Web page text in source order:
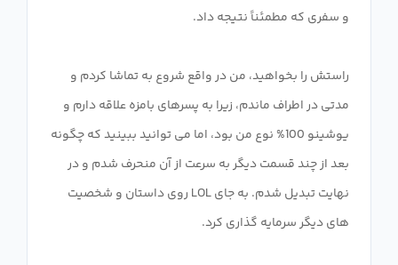
راستش را بخواهید، من در واقع شروع به تماشا کردم و
مدتی در اطراف ماندم، زیرا به پسرهای بامزه علاقه دارم و
یوشینو 100% نوع من بود، اما می توانید ببینید که چگونه
بعد از چند قسمت دیگر به سرعت از آن منحرف شدم و در
نهایت تبدیل شدم. به جای LOL روی داستان و شخصیت